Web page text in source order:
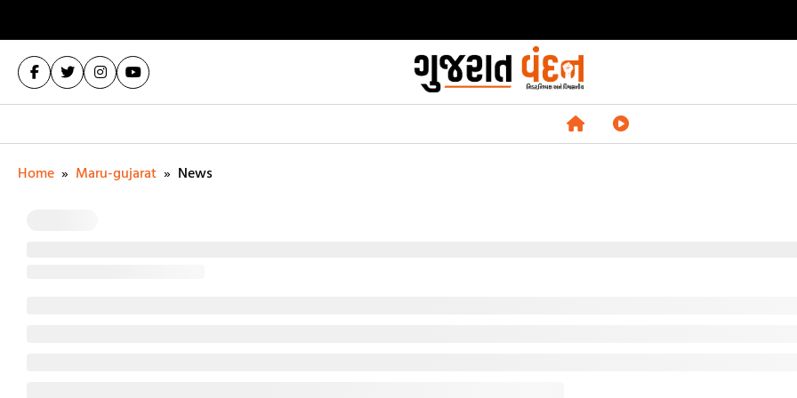
Home » Maru-gujarat » News